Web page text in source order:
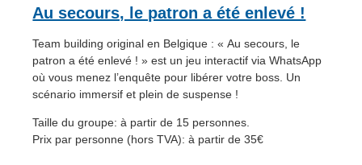
Au secours, le patron a été enlevé !
Team building original en Belgique : « Au secours, le
patron a été enlevé ! » est un jeu interactif via WhatsApp
où vous menez l’enquête pour libérer votre boss. Un
scénario immersif et plein de suspense !
Taille du groupe: à partir de 15 personnes.
Prix par personne (hors TVA): à partir de 35€